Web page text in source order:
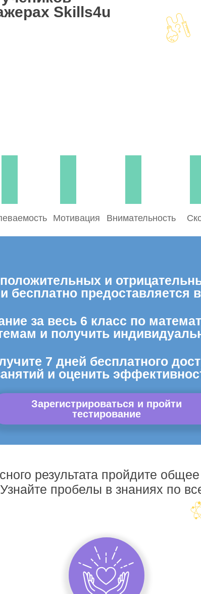
Skills4u
Мотивация Внимательность
и
бесплатно
за весь 6 класс по
и получить
7 дней бесплатного
и оценить
Зарегистрироваться и пройти
тестирование
результата пройдите
пробелы в знаниях по